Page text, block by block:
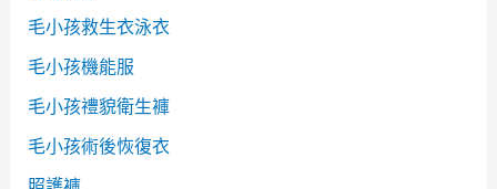
毛小孩救生衣泳衣
毛小孩機能服
毛小孩禮貌衛生褲
毛小孩術後恢復衣